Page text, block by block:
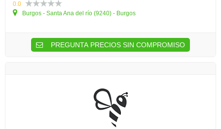
0.0
Burgos - Santa Ana del río (9240) - Burgos
PREGUNTA PRECIOS SIN COMPROMISO